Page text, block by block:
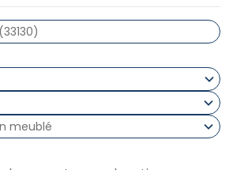
meublé